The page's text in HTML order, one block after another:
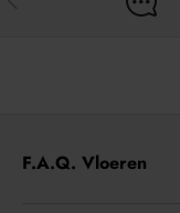
F.A.Q. Vloeren